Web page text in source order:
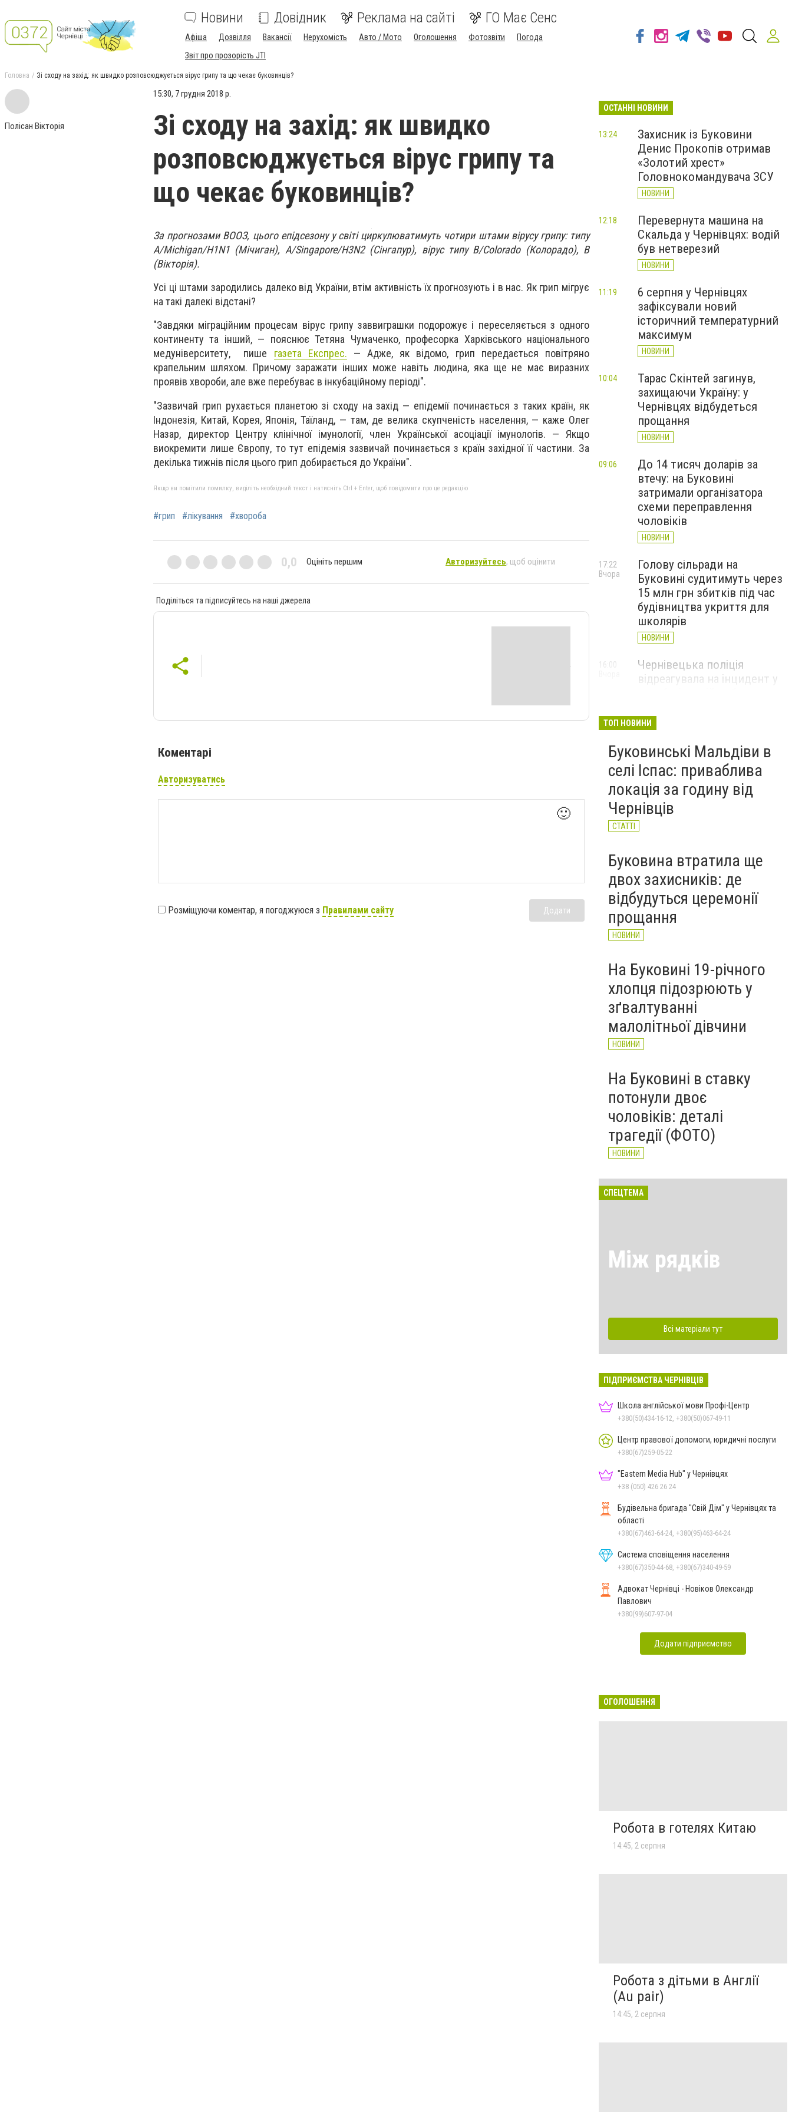
Новини Довідник Реклама на сайті ГО Має Сенс
Афіша Дозвілля Вакансії Нерухомість Авто / Мото Оголошення Фотозвіти
Погода
Звіт про прозорість JTI
Головна Зі сходу на захід: як швидко розповсюджується вірус грипу та що чекає буковинців?
Полісан Вікторія
15:30, 7 грудня 2018 р.
Зі сходу на захід: як швидко
розповсюджується вірус грипу та
що чекає буковинців?
За прогнозами ВООЗ, цього епідсезону у світі циркулюватимуть чотири штами вірусу грипу: типу
А/Michigan/H1N1 (Мічиган), А/Singapore/H3N2 (Сінгапур), вірус типу B/Colorado (Колорадо), В
(Вікторія).
Усі ці штами зародились далеко від України, втім активність їх прогнозують і в нас. Як грип мігрує
на такі далекі відстані?
"Завдяки міграційним процесам вірус грипу заввиграшки подорожує і переселяється з одного
континенту та інший, — пояснює Тетяна Чумаченко, професорка Харківського національного
медуніверситету, пише газета Експрес. — Адже, як відомо, грип передається повітряно
крапельним шляхом. Причому заражати інших може навіть людина, яка ще не має виразних
проявів хвороби, але вже перебуває в інкубаційному періоді".
"Зазвичай грип рухається планетою зi сходу на захiд — епiдемiї починається з таких країн, як
Iндонезiя, Китай, Корея, Японiя, Таїланд, — там, де велика скупченiсть населення, — каже Олег
Назар, директор Центру клінічної імунології, член Української асоціації імунологів. — Якщо
виокремити лише Європу, то тут епідемія зазвичай починається з країн західної її частини. За
декілька тижнів після цього грип добирається до України".
Якщо ви помітили помилку, виділіть необхідний текст і натисніть Ctrl + Enter, щоб повідомити про це редакцію
#грип #лікування #хвороба
0,0 Оцініть першим Авторизуйтесь, щоб оцінити
Поділіться та підписуйтесь на наші джерела
Коментарі
Авторизуватись
🙂
Розміщуючи коментар, я погоджуюся з Правилами сайту Додати
ОСТАННІ НОВИНИ
Захисник із Буковини
Денис Прокопів отримав
«Золотий хрест»
Головнокомандувача ЗСУ
НОВИНИ
13:24
Перевернута машина на
Скальда у Чернівцях: водій
був нетверезий
НОВИНИ
12:18
6 серпня у Чернівцях
зафіксували новий
історичний температурний
максимум
НОВИНИ
11:19
Тарас Скінтей загинув,
захищаючи Україну: у
Чернівцях відбудеться
прощання
НОВИНИ
10:04
До 14 тисяч доларів за
втечу: на Буковині
затримали організатора
схеми переправлення
чоловіків
НОВИНИ
09:06
Голову сільради на
Буковині судитимуть через
15 млн грн збитків під час
будівництва укриття для
школярів
НОВИНИ
17:22
Вчора
Чернівецька поліція
відреагувала на інцидент у
НОВИНИ
16:00
Куля зупинилася за
сантиметр від аорти: у
Чернівцях врятували 35-
річного чоловіка (ФОТО)
НОВИНИ
15:28
Вчора
ТОП НОВИНИ
Буковинські Мальдіви в
селі Іспас: приваблива
локація за годину від
Чернівців
СТАТТІ
Буковина втратила ще
двох захисників: де
відбудуться церемонії
прощання
НОВИНИ
На Буковині 19-річного
хлопця підозрюють у
зґвалтуванні
малолітньої дівчини
НОВИНИ
На Буковині в ставку
потонули двоє
чоловіків: деталі
трагедії (ФОТО)
НОВИНИ
СПЕЦТЕМА
Між рядків
Всі матеріали тут
ПІДПРИЄМСТВА ЧЕРНІВЦІВ
Школа англійської мови Профі-Центр
+380(50)434-16-12, +380(50)067-49-11
Центр правової допомоги, юридичні послуги
+380(67)259-05-22
"Eastern Media Hub" у Чернівцях
+38 (050) 426 26 24
Будівельна бригада "Свій Дім" у Чернівцях та
області
+380(67)463-64-24, +380(95)463-64-24
Система сповіщення населення
+380(67)350-44-68, +380(67)340-49-59
Адвокат Чернівці - Новіков Олександр
Павлович
+380(99)607-97-04
Додати підприємство
ОГОЛОШЕННЯ
Робота в готелях Китаю
14:45, 2 серпня
Робота з дітьми в Англії
(Au pair)
14:45, 2 серпня